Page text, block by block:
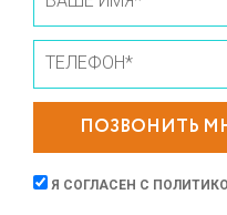
ПОЗВОНИТЬ
Я СОГЛАСЕН С